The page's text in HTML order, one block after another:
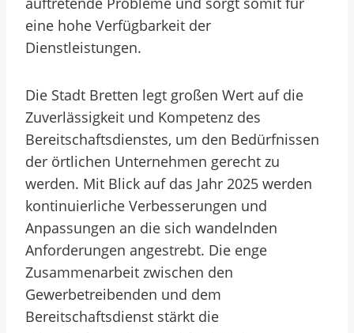
eine hohe Verfügbarkeit der
Dienstleistungen.
Die Stadt Bretten legt großen Wert auf die
Zuverlässigkeit und Kompetenz des
Bereitschaftsdienstes, um den Bedürfnissen
der örtlichen Unternehmen gerecht zu
werden. Mit Blick auf das Jahr 2025 werden
kontinuierliche Verbesserungen und
Anpassungen an die sich wandelnden
Anforderungen angestrebt. Die enge
Zusammenarbeit zwischen den
Gewerbetreibenden und dem
Bereitschaftsdienst stärkt die